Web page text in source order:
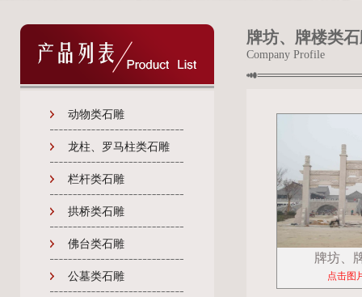
动物类石雕
龙柱、罗马柱类石雕
栏杆类石雕
拱桥类石雕
佛台类石雕
公墓类石雕
牌坊、牌楼类
Company Profile
牌坊、
点击图